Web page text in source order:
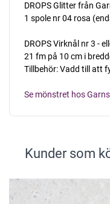
DROPS Glitter från
1 spole nr 04 rosa
DROPS Virknål nr 3 -
21 fm på 10 cm i
Tillbehör: Vadd till att
Se mönstret hos
Kunder som